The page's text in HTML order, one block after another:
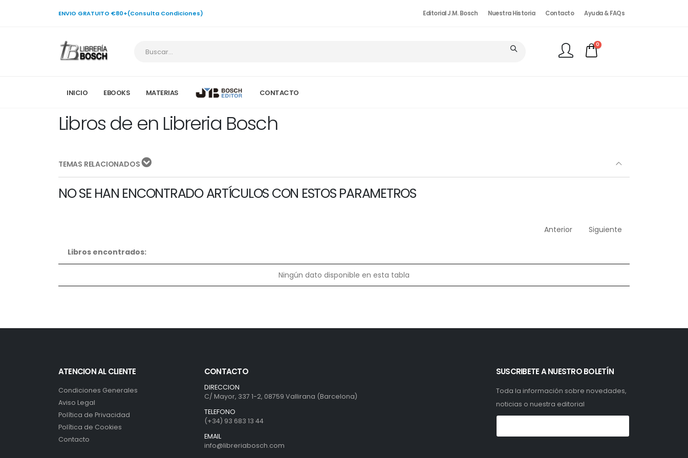
ENVIO GRATUITO €80+(Consulta Condiciones) Editorial J.M. Bosch Nuestra Historia Contacto Ayuda & FAQs
0
INICIO EBOOKS MATERIAS CONTACTO
Libros de en Libreria Bosch
TEMAS RELACIONADOS
NO SE HAN ENCONTRADO ARTÍCULOS CON ESTOS PARAMETROS
Anterior Siguiente
Libros encontrados:
Ningún dato disponible en esta tabla
ATENCION AL CLIENTE
Condiciones Generales
Aviso Legal
Política de Privacidad
Política de Cookies
Contacto
CONTACTO
DIRECCION
C/ Mayor, 337 1-2, 08759 Vallirana (Barcelona)
TELEFONO
(+34) 93 683 13 44
EMAIL
info@libreriabosch.com
SUSCRIBETE A NUESTRO BOLETÍN
Toda la información sobre novedades,
noticias o nuestra editorial